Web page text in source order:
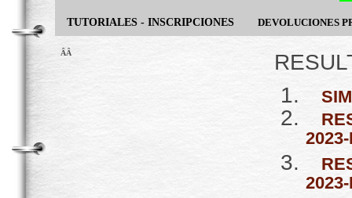
TUTORIALES - INSCRIPCIONES DEVOLUCIONES
ÂÂ